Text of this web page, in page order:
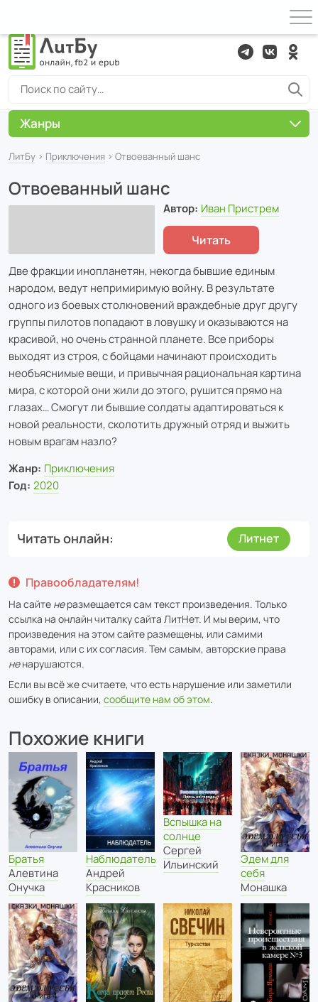
ЛитБу › Приключения › Отвоеванный шанс
Отвоеванный шанс
Автор: Иван Пристрем
Читать
Две фракции инопланетян, некогда бывшие единым
народом, ведут непримиримую войну. В результате
одного из боевых столкновений враждебные друг другу
группы пилотов попадают в ловушку и оказываются на
красивой, но очень странной планете. Все приборы
выходят из строя, с бойцами начинают происходить
необъяснимые вещи, и привычная рациональная картина
мира, с которой они жили до этого, рушится прямо на
глазах… Смогут ли бывшие солдаты адаптироваться к
новой реальности, сколотить дружный отряд и выжить
новым врагам назло?
Жанр: Приключения
Год: 2020
Читать онлайн Литнет
Правообладателям!
На сайте неразмещается сам текст произведения. Только
ссылка на онлайн читалку сайта ЛитНет. И мы верим, что
произведения на этом сайте размещены, или самими
авторами, или с их согласия. Тем самым, авторские права
ненарушаются.
Если вы всё же считаете, что есть нарушение или заметили
ошибку в описании, сообщите нам об этом.
Похожие книги
Братья
Алевтина
Онучка
Наблюдатель
Андрей
Красников
Вспышка на
солнце
Сергей
Ильинский
Эдем для
себя
Монашка
Жанры